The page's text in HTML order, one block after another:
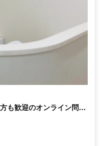
も歓迎のオンライン問診